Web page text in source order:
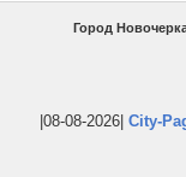
Город
|08-08-2026| City-